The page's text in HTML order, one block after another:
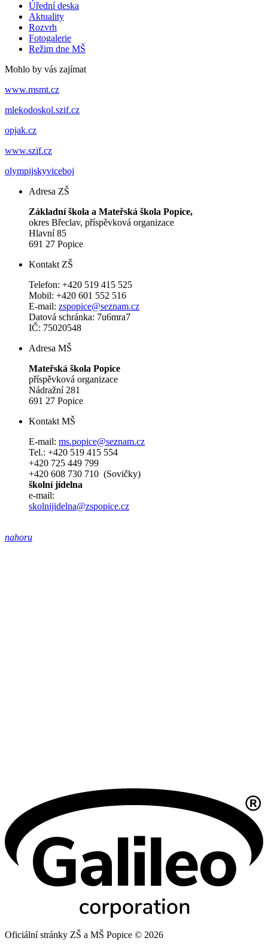
Úřední deska
Aktuality
Rozvrh
Fotogalerie
Režim dne MŠ
Mohlo by vás zajímat
www.msmt.cz
mlekodoskol.szif.cz
opjak.cz
www.szif.cz
olympijskyviceboj
Adresa ZŠ
Základní škola a Mateřská škola Popice,
okres Břeclav, příspěvková organizace
Hlavní 85
691 27 Popice
Kontakt ZŠ
Telefon: +420 519 415 525
Mobil: +420 601 552 516
E-mail: zspopice@seznam.cz
Datová schránka: 7u6mra7
IČ: 75020548
Adresa MŠ
Mateřská škola Popice
příspěvková organizace
Nádražní 281
691 27 Popice
Kontakt MŠ
E-mail: ms.popice@seznam.cz
Tel.: +420 519 415 554
+420 725 449 799
+420 608 730 710 (Sovičky)
školní jídelna
e-mail:
skolnijidelna@zspopice.cz
nahoru
Oficiální stránky ZŠ a MŠ Popice © 2026